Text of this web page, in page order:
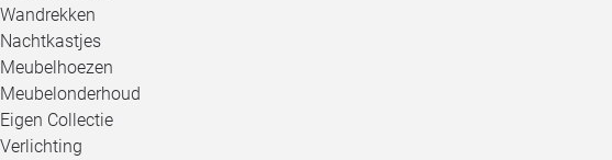
Wandrekken
Nachtkastjes
Meubelhoezen
Meubelonderhoud
Eigen Collectie
Verlichting